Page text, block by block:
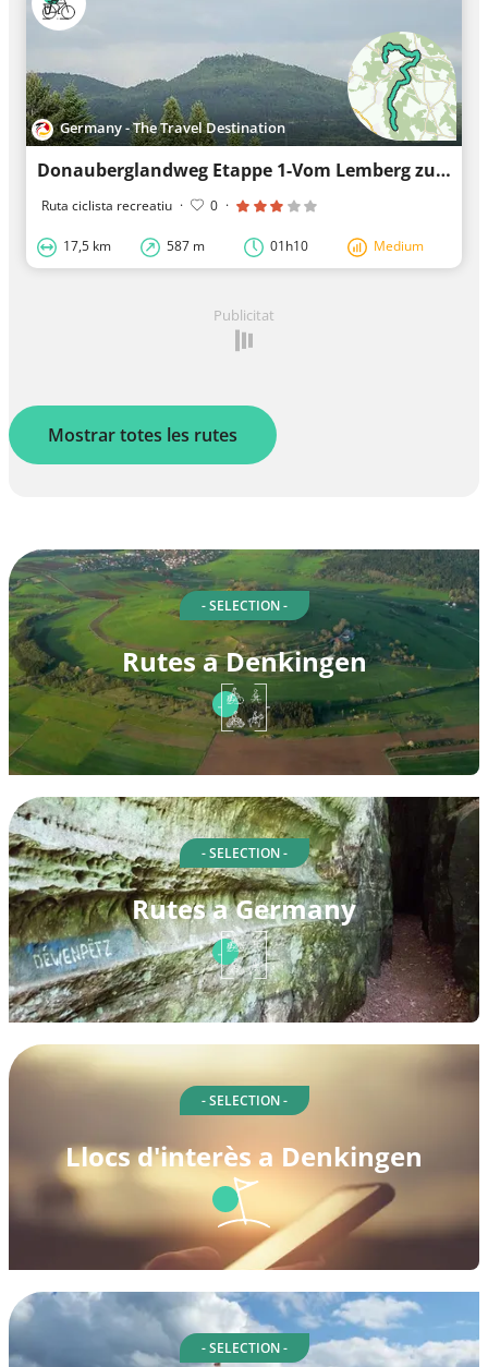
Germany - The Travel Destination
Donauberglandweg Etappe 1-Vom Lemberg zum Dreifaltigkeitsberg
Ruta ciclista recreatiu · 0 ·
17,5 km 587 m 01h10 Medium
Publicitat
Mostrar totes les rutes
- SELECTION -
Rutes a Denkingen
- SELECTION -
Rutes a Germany
- SELECTION -
Llocs d'interès a Denkingen
- SELECTION -